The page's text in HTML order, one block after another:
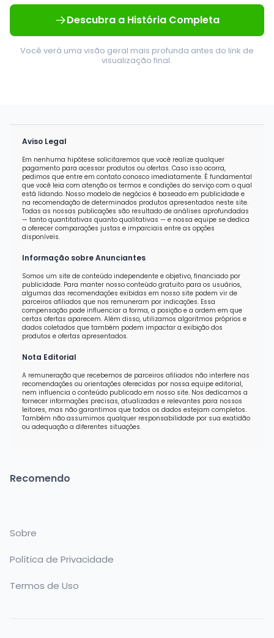
Descubra a História Completa
Você verá uma visão geral mais profunda antes do link de
visualização final.
Aviso Legal
Em nenhuma hipótese solicitaremos que você realize qualquer
pagamento para acessar produtos ou ofertas. Caso isso ocorra,
pedimos que entre em contato conosco imediatamente. É fundamental
que você leia com atenção os termos e condições do serviço com o qual
está lidando. Nosso modelo de negócios é baseado em publicidade e
na recomendação de determinados produtos apresentados neste site.
Todas as nossas publicações são resultado de análises aprofundadas
— tanto quantitativas quanto qualitativas — e nossa equipe se dedica
a oferecer comparações justas e imparciais entre as opções
disponíveis.
Informação sobre Anunciantes
Somos um site de conteúdo independente e objetivo, financiado por
publicidade. Para manter nosso conteúdo gratuito para os usuários,
algumas das recomendações exibidas em nosso site podem vir de
parceiros afiliados que nos remuneram por indicações. Essa
compensação pode influenciar a forma, a posição e a ordem em que
certas ofertas aparecem. Além disso, utilizamos algoritmos próprios e
dados coletados que também podem impactar a exibição dos
produtos e ofertas apresentados.
Nota Editorial
A remuneração que recebemos de parceiros afiliados não interfere nas
recomendações ou orientações oferecidas por nossa equipe editorial,
nem influencia o conteúdo publicado em nosso site. Nos dedicamos a
fornecer informações precisas, atualizadas e relevantes para nossos
leitores, mas não garantimos que todos os dados estejam completos.
Também não assumimos qualquer responsabilidade por sua exatidão
ou adequação a diferentes situações.
Recomendo
Sobre
Política de Privacidade
Termos de Uso